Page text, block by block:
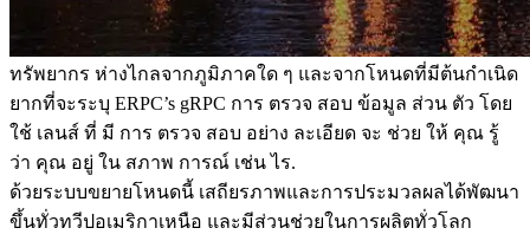
ออกและตะวันตกของสหรัฐอเมริกา
Farpoint เป็นจุดที่อุทิศตนให้กับการจัดการการจราจรจาก
ทรัพยากร ห่างไกลจากภูมิภาคใด ๆ และจากโหนดที่มีต้นกําเนิด
ยากที่จะระบุ ERPC’s gRPC การ ตรวจ สอบ ข้อมูล ส่วน ตัว โดย
ใช้ เลนส์ ที่ มี การ ตรวจ สอบ อย่าง ละเอียด จะ ช่วย ให้ คุณ รู้
ว่า คุณ อยู่ ใน สภาพ การณ์ เช่น ไร.
ด้วยระบบขยายโหนดนี้ เสถียรภาพและการประมวลผลได้พัฒนา
ขึ้นทั่วทวีปอเมริกาเหนือ และมีส่วนช่วยในการผลิตทั่วโลก